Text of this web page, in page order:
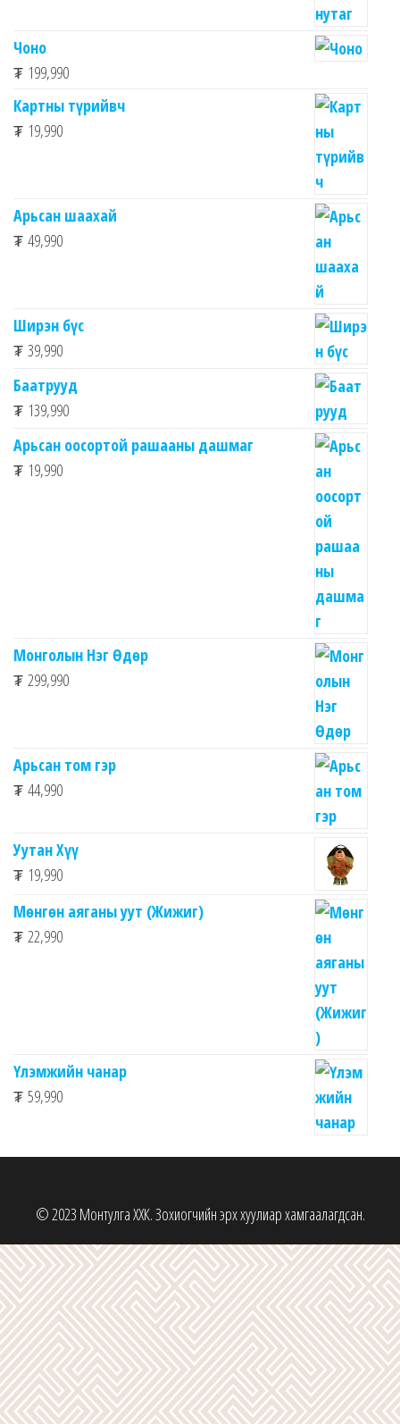
Чоно
₮ 199,990
Картны түрийвч
₮ 19,990
Арьсан шаахай
₮ 49,990
Ширэн бүс
₮ 39,990
Баатрууд
₮ 139,990
Арьсан оосортой рашааны дашмаг
₮ 19,990
Монголын Нэг Өдөр
₮ 299,990
Арьсан том гэр
₮ 44,990
Уутан Хүү
₮ 19,990
Мөнгөн аяганы уут (Жижиг)
₮ 22,990
Үлэмжийн чанар
₮ 59,990
© 2023 Монтулга ХХК. Зохиогчийн эрх хуулиар хамгаалагдсан.